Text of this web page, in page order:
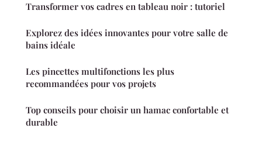
Transformer vos cadres en tableau noir : tutoriel
Explorez des idées innovantes pour votre salle de
bains idéale
Les pincettes multifonctions les plus
recommandées pour vos projets
Top conseils pour choisir un hamac confortable et
durable